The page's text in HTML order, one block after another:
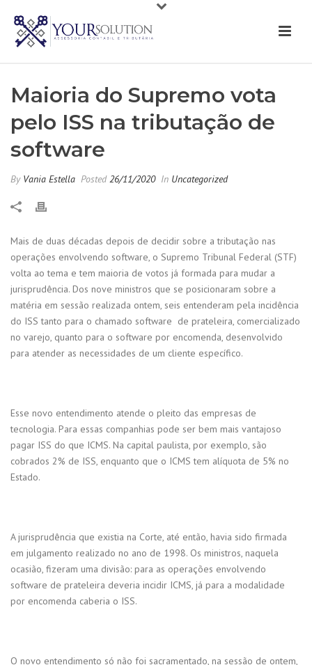
Maioria do Supremo vota
pelo ISS na tributação de
software
By Vania Estella Posted26/11/2020 In Uncategorized
Mais de duas décadas depois de decidir sobre a tributação nas
operações envolvendo software, o Supremo Tribunal Federal (STF)
volta ao tema e tem maioria de votos já formada para mudar a
jurisprudência. Dos nove ministros que se posicionaram sobre a
matéria em sessão realizada ontem, seis entenderam pela incidência
do ISS tanto para o chamado software de prateleira, comercializado
no varejo, quanto para o software por encomenda, desenvolvido
para atender as necessidades de um cliente específico.
Esse novo entendimento atende o pleito das empresas de
tecnologia. Para essas companhias pode ser bem mais vantajoso
pagar ISS do que ICMS. Na capital paulista, por exemplo, são
cobrados 2% de ISS, enquanto que o ICMS tem alíquota de 5% no
Estado.
A jurisprudência que existia na Corte, até então, havia sido firmada
em julgamento realizado no ano de 1998. Os ministros, naquela
ocasião, fizeram uma divisão: para as operações envolvendo
software de prateleira deveria incidir ICMS, já para a modalidade
por encomenda caberia o ISS.
O novo entendimento só não foi sacramentado, na sessão de ontem,